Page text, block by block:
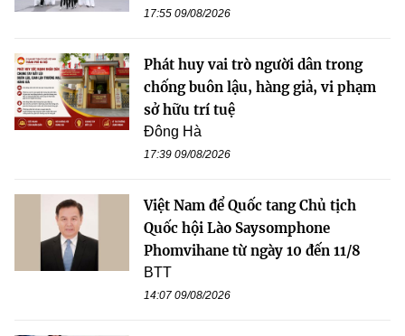
17:55 09/08/2026
Phát huy vai trò người dân trong
chống buôn lậu, hàng giả, vi phạm
sở hữu trí tuệ
Đông Hà
17:39 09/08/2026
Việt Nam để Quốc tang Chủ tịch
Quốc hội Lào Saysomphone
Phomvihane từ ngày 10 đến 11/8
BTT
14:07 09/08/2026